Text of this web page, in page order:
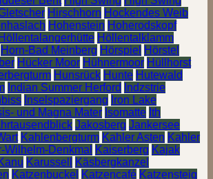
Hirschhorn Hockendes Weib
Hohenstein Hoherodskopf
Höllentalangerhütte Höllentalklamm
Horn-Bad Meinberg Hörspiel Hörstel
Hücker Moor Hühnermoor Hüllhorst
Hunsrück Hunte Hutewald
Indian Summer Herford
Indzstrie
Inselspaziergang Iron Lake
und Magna Mater Isomatte Ith
Jakosberg Jankersee
Kahlenbergturm Kahler Asten Kahler
Wilhelm-Denkmal Kaiserberg Kajak
Karussell
Käsbergkanzel
Katzenbuckel Katzencafé Katzensteig